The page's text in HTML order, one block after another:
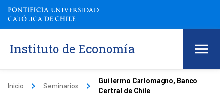
Instituto de Economía
Inicio keyboard_arrow_right Seminarios keyboard_arrow_right
Guillermo Carlomagno, Banco
Central de Chile